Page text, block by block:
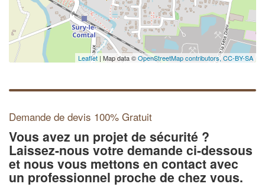
Leaflet | Map data ©OpenStreetMap contributors,CC-BY-SA
Demande de devis 100% Gratuit
Vous avez un projet de sécurité ?
Laissez-nous votre demande ci-dessous
et nous vous mettons en contact avec
un professionnel proche de chez vous.